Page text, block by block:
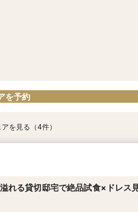
を予約
を見る（4件）
れる貸切邸宅で絶品試食×ドレス